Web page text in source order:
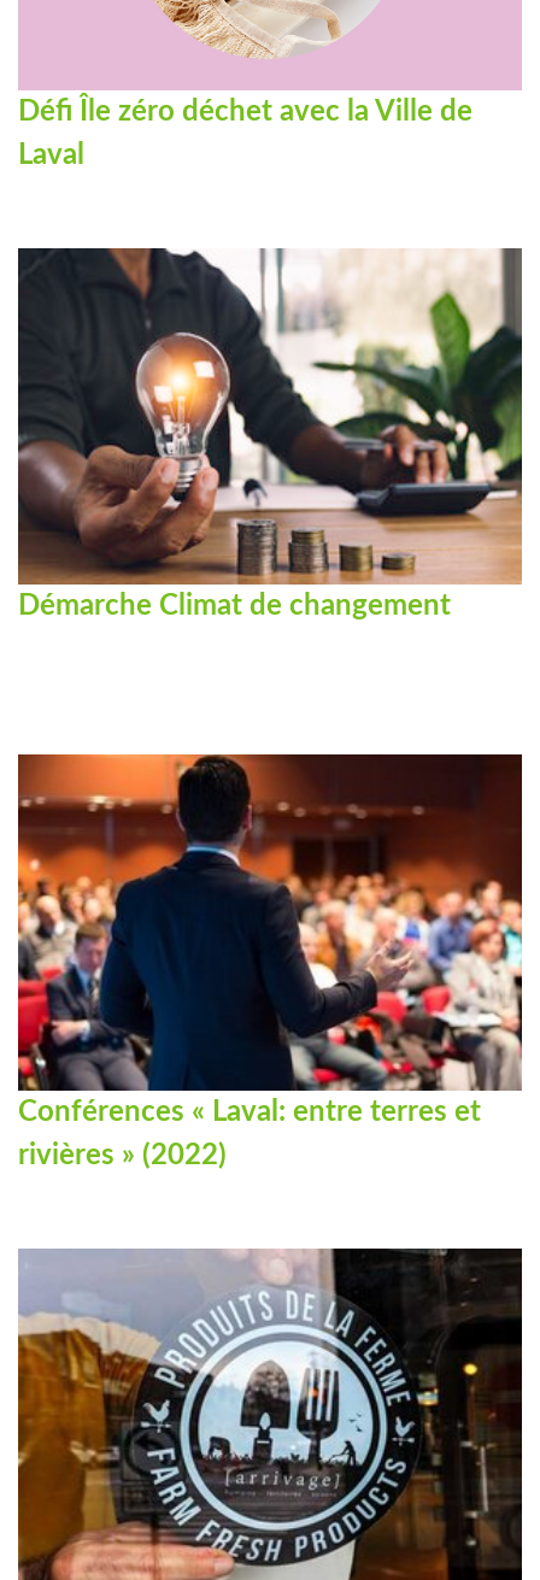
Défi Île zéro déchet avec la Ville de
Laval
Démarche Climat de changement
Conférences « Laval: entre terres et
rivières » (2022)